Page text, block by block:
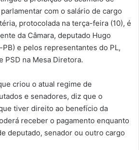
com o salário de cargo
protocolada na terça-feira (10), é
da Câmara, deputado Hugo
e pelos representantes do PL,
PSD na Mesa Diretora.
criou o atual regime de
e senadores, diz que o
tiver direito ao benefício da
receber o pagamento enquanto
deputado, senador ou outro cargo